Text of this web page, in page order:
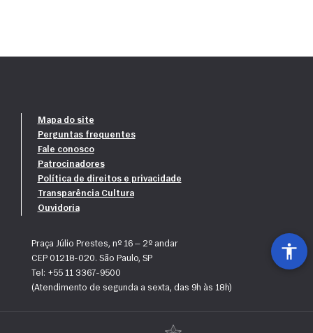
Mapa do site
Perguntas frequentes
Fale conosco
Patrocinadores
Política de direitos e privacidade
Transparência Cultura
Ouvidoria
Praça Júlio Prestes, nº 16 — 2º andar
CEP 01218-020. São Paulo, SP
Tel: +55 11 3367-9500
(Atendimento de segunda a sexta, das 9h às 18h)